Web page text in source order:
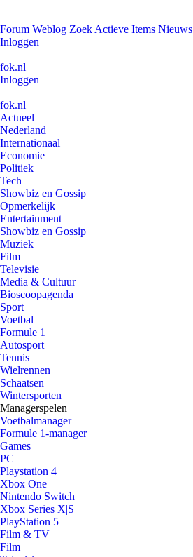
Forum Weblog Zoek Actieve Items Nieuws
Inloggen
fok.nl
Inloggen
fok.nl
Actueel
Nederland
Internationaal
Economie
Politiek
Tech
Showbiz en Gossip
Opmerkelijk
Entertainment
Showbiz en Gossip
Muziek
Film
Televisie
Media & Cultuur
Bioscoopagenda
Sport
Voetbal
Formule 1
Autosport
Tennis
Wielrennen
Schaatsen
Wintersporten
Managerspelen
Voetbalmanager
Formule 1-manager
Games
PC
Playstation 4
Xbox One
Nintendo Switch
Xbox Series X|S
PlayStation 5
Film & TV
Film